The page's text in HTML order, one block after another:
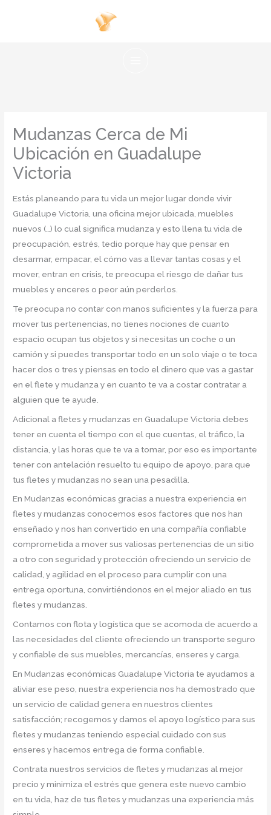
Mudanzas Cerca de Mi
Ubicación en Guadalupe
Victoria
Estás planeando para tu vida un mejor lugar donde vivir
Guadalupe Victoria, una oficina mejor ubicada, muebles
nuevos (…) lo cual significa mudanza y esto llena tu vida de
preocupación, estrés, tedio porque hay que pensar en
desarmar, empacar, el cómo vas a llevar tantas cosas y el
mover, entran en crisis, te preocupa el riesgo de dañar tus
muebles y enceres o peor aún perderlos.
Te preocupa no contar con manos suficientes y la fuerza para
mover tus pertenencias, no tienes nociones de cuanto
espacio ocupan tus objetos y si necesitas un coche o un
camión y si puedes transportar todo en un solo viaje o te toca
hacer dos o tres y piensas en todo el dinero que vas a gastar
en el flete y mudanza y en cuanto te va a costar contratar a
alguien que te ayude.
Adicional a fletes y mudanzas en Guadalupe Victoria debes
tener en cuenta el tiempo con el que cuentas, el tráfico, la
distancia, y las horas que te va a tomar, por eso es importante
tener con antelación resuelto tu equipo de apoyo, para que
tus fletes y mudanzas no sean una pesadilla.
En Mudanzas económicas gracias a nuestra experiencia en
fletes y mudanzas conocemos esos factores que nos han
enseñado y nos han convertido en una compañía confiable
comprometida a mover sus valiosas pertenencias de un sitio
a otro con seguridad y protección ofreciendo un servicio de
calidad, y agilidad en el proceso para cumplir con una
entrega oportuna, convirtiéndonos en el mejor aliado en tus
fletes y mudanzas.
Contamos con flota y logística que se acomoda de acuerdo a
las necesidades del cliente ofreciendo un transporte seguro
y confiable de sus muebles, mercancías, enseres y carga.
En Mudanzas económicas Guadalupe Victoria te ayudamos a
aliviar ese peso, nuestra experiencia nos ha demostrado que
un servicio de calidad genera en nuestros clientes
satisfacción; recogemos y damos el apoyo logístico para sus
fletes y mudanzas teniendo especial cuidado con sus
enseres y hacemos entrega de forma confiable.
Contrata nuestros servicios de fletes y mudanzas al mejor
precio y minimiza el estrés que genera este nuevo cambio
en tu vida, haz de tus fletes y mudanzas una experiencia más